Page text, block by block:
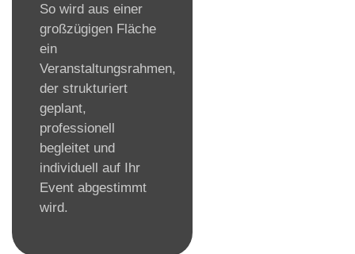
So wird aus einer
großzügigen Fläche
ein
Veranstaltungsrahmen,
der strukturiert
geplant,
professionell
begleitet und
individuell auf Ihr
Event abgestimmt
wird.